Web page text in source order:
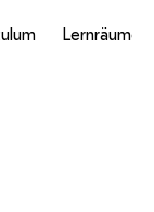
Lernräume
Vom 1.8. bis